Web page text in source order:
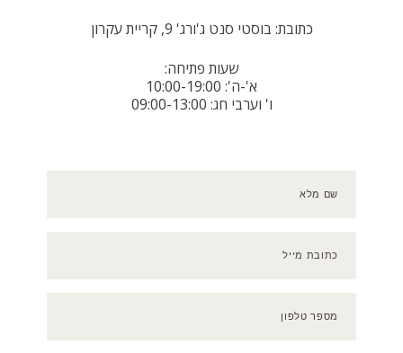
כתובת: בוסטי סנט ג'ורג' 9, קריית עקרון
שעות פתיחה:
א'-ה': 10:00-19:00
ו' וערבי חג: 09:00-13:00
שם מלא
כתובת מייל
מספר טלפון